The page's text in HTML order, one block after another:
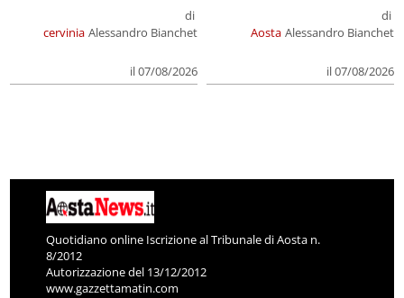
cervinia
di
Alessandro Bianchet
il 07/08/2026
Aosta
di
Alessandro Bianchet
il 07/08/2026
Quotidiano online Iscrizione al Tribunale di Aosta n.
8/2012
Autorizzazione del 13/12/2012
www.gazzettamatin.com